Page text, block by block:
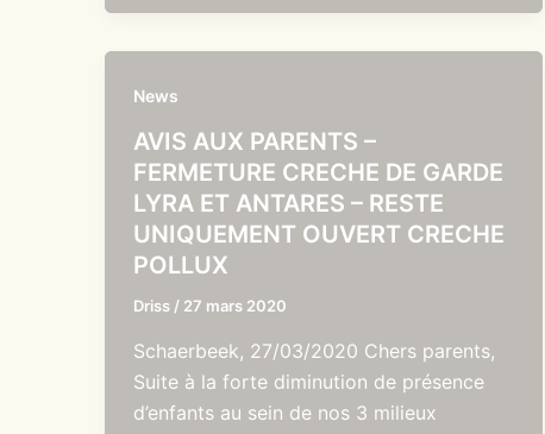
News
AVIS AUX PARENTS –
FERMETURE CRECHE DE GARDE
LYRA ET ANTARES – RESTE
UNIQUEMENT OUVERT CRECHE
POLLUX
Driss / 27 mars 2020
Schaerbeek, 27/03/2020 Chers parents,
Suite à la forte diminution de présence
d’enfants au sein de nos 3 milieux